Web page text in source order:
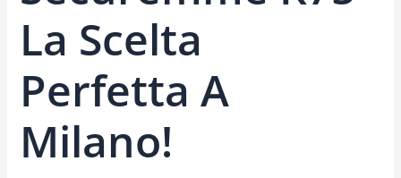
La Scelta
Perfetta A
Milano!